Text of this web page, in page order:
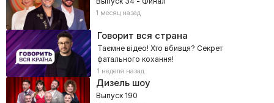
1 месяц назад
Говорит вся страна
Таємне відео! Хто вбивця? Секрет
фатального кохання!
1 неделя назад
Дизель шоу
Выпуск 190